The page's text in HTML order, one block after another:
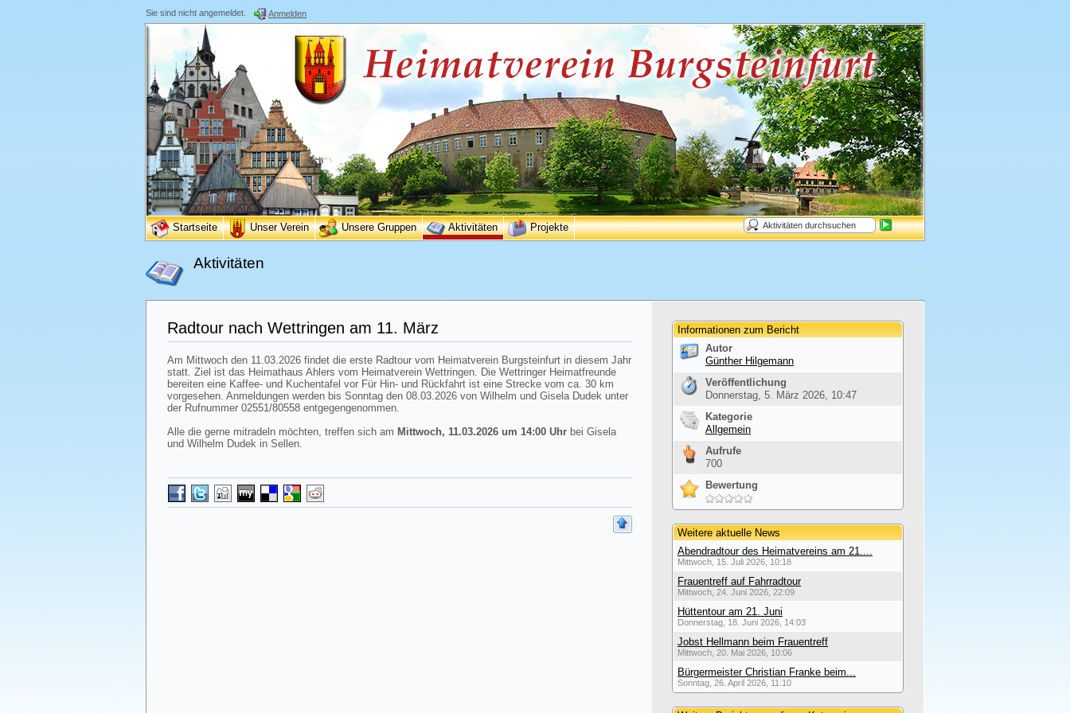
Sie sind nicht angemeldet. Anmelden
Startseite Unser Verein Unsere Gruppen Aktivitäten Projekte
Aktivitäten
Radtour nach Wettringen am 11. März
Am Mittwoch den 11.03.2026 findet die erste Radtour vom Heimatverein Burgsteinfurt in diesem Jahr
statt. Ziel ist das Heimathaus Ahlers vom Heimatverein Wettringen. Die Wettringer Heimatfreunde
bereiten eine Kaffee- und Kuchentafel vor Für Hin- und Rückfahrt ist eine Strecke vom ca. 30 km
vorgesehen. Anmeldungen werden bis Sonntag den 08.03.2026 von Wilhelm und Gisela Dudek unter
der Rufnummer 02551/80558 entgegengenommen.
Alle die gerne mitradeln möchten, treffen sich am Mittwoch, 11.03.2026 um 14:00 Uhr bei Gisela
und Wilhelm Dudek in Sellen.
Informationen zum Bericht
Autor
Günther Hilgemann
Veröffentlichung
Donnerstag, 5. März 2026, 10:47
Kategorie
Allgemein
Aufrufe
700
Bewertung
Weitere aktuelle News
Abendradtour des Heimatvereins am 21....
Mittwoch, 15. Juli 2026, 10:18
Frauentreff auf Fahrradtour
Mittwoch, 24. Juni 2026, 22:09
Hüttentour am 21. Juni
Donnerstag, 18. Juni 2026, 14:03
Jobst Hellmann beim Frauentreff
Mittwoch, 20. Mai 2026, 10:06
Bürgermeister Christian Franke beim...
Sonntag, 26. April 2026, 11:10